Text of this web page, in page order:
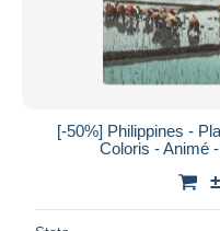
[-50%] Philippines -
Coloris - Animé